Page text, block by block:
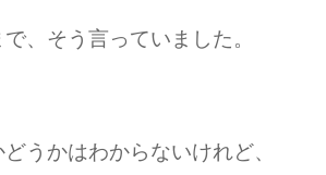
、そう言っていました。
うかはわからないけれど、